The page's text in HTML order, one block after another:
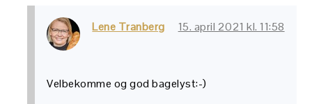
Lene Tranberg 15. april 2021 kl. 11:58
Velbekomme og god bagelyst:-)